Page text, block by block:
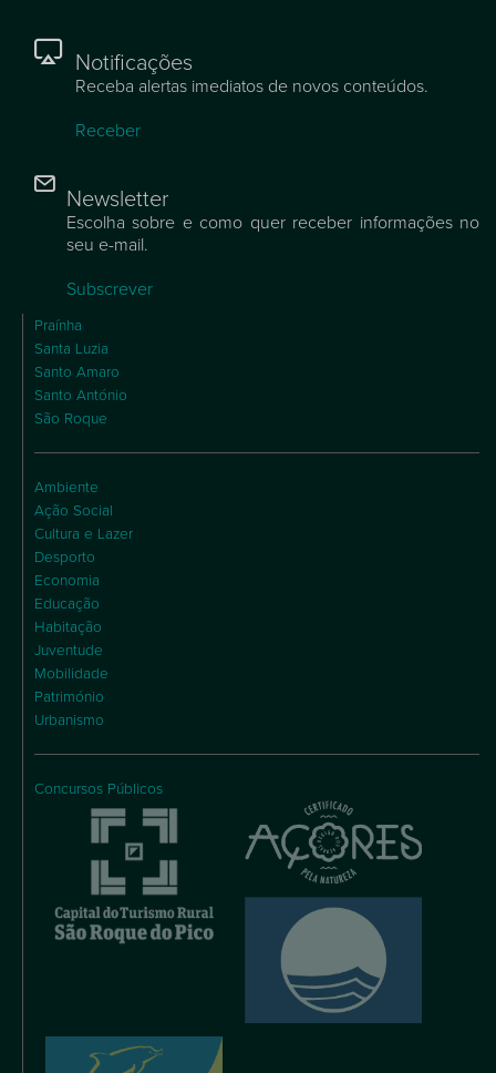
Notificações
Receba alertas imediatos de novos conteúdos.
Receber
Newsletter
Escolha sobre e como quer receber informações no
seu e-mail.
Subscrever
Praínha
Santa Luzia
Santo Amaro
Santo António
São Roque
Ambiente
Ação Social
Cultura e Lazer
Desporto
Economia
Educação
Habitação
Juventude
Mobilidade
Património
Urbanismo
Concursos Públicos